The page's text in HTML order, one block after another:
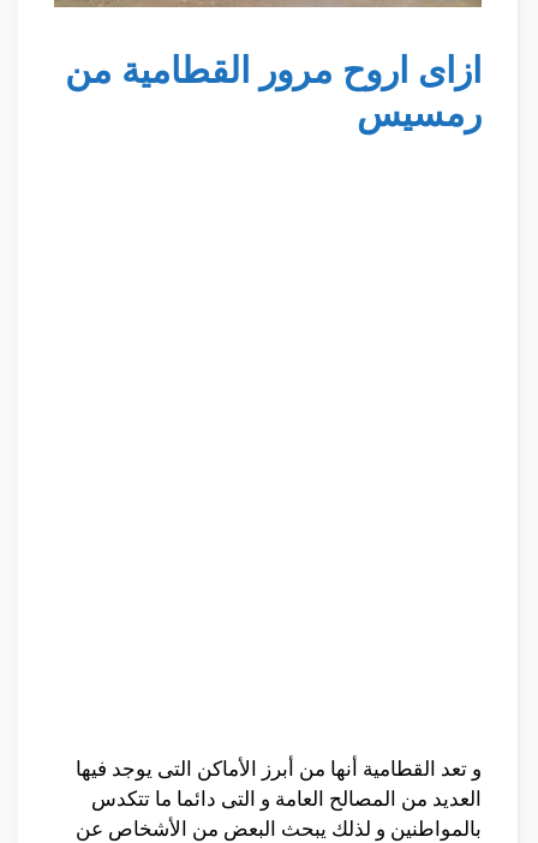
ازاى اروح مرور القطامية من
رمسيس
و تعد القطامية أنها من أبرز الأماكن التى يوجد فيها
العديد من المصالح العامة و التى دائما ما تتكدس
بالمواطنين و لذلك يبحث البعض من الأشخاص عن